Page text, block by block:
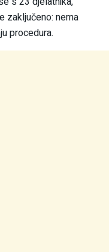
zaključeno: nema
procedura.